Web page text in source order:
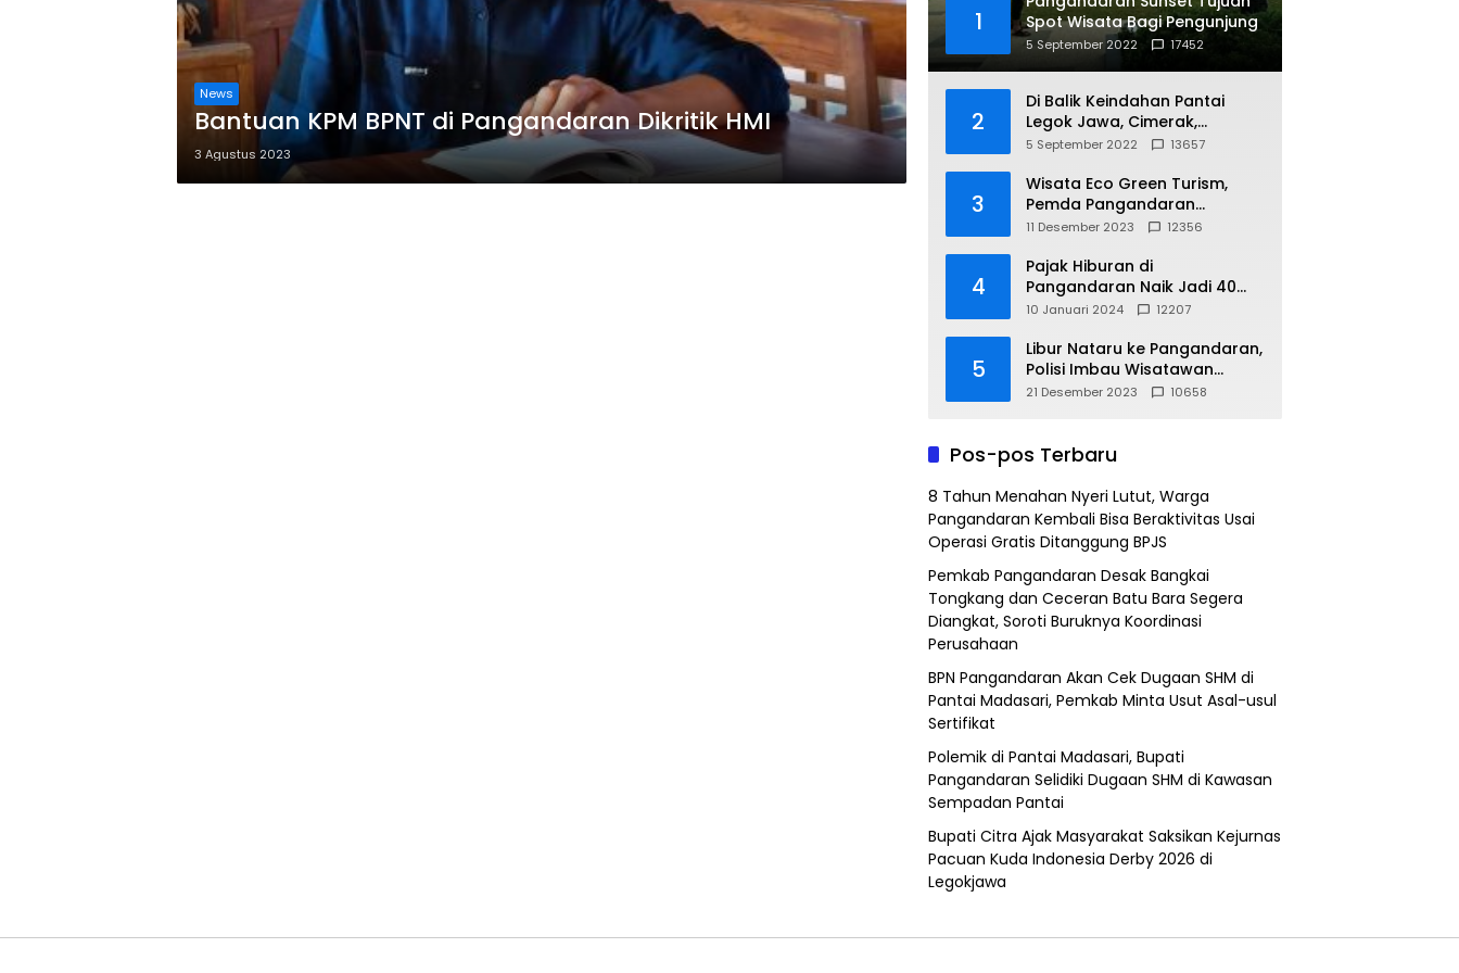
News
Bantuan KPM BPNT di Pangandaran Dikritik HMI
3 Agustus 2023
1
Spot Wisata Bagi Pengunjung
5 September 2022 17452
2
Di Balik Keindahan Pantai
Legok Jawa, Cimerak,
Pangandaran
5 September 2022 13657
3
Wisata Eco Green Turism,
Pemda Pangandaran
Gandeng PLN
11 Desember 2023 12356
4
Pajak Hiburan di
Pangandaran Naik Jadi 40
Persen
10 Januari 2024 12207
5
Libur Nataru ke Pangandaran,
Polisi Imbau Wisatawan
Gunakan Jalur Arteri
21 Desember 2023 10658
Pos-pos Terbaru
8 Tahun Menahan Nyeri Lutut, Warga
Pangandaran Kembali Bisa Beraktivitas Usai
Operasi Gratis Ditanggung BPJS
Pemkab Pangandaran Desak Bangkai
Tongkang dan Ceceran Batu Bara Segera
Diangkat, Soroti Buruknya Koordinasi
Perusahaan
BPN Pangandaran Akan Cek Dugaan SHM di
Pantai Madasari, Pemkab Minta Usut Asal-usul
Sertifikat
Polemik di Pantai Madasari, Bupati
Pangandaran Selidiki Dugaan SHM di Kawasan
Sempadan Pantai
Bupati Citra Ajak Masyarakat Saksikan Kejurnas
Pacuan Kuda Indonesia Derby 2026 di
Legokjawa